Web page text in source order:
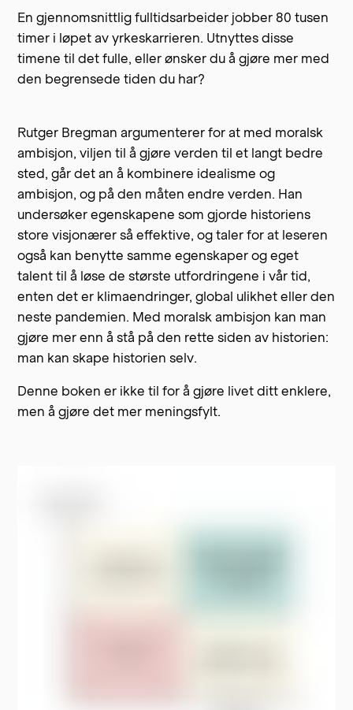
En gjennomsnittlig fulltidsarbeider jobber 80 tusen
timer i løpet av yrkeskarrieren. Utnyttes disse
timene til det fulle, eller ønsker du å gjøre mer med
den begrensede tiden du har?
Rutger Bregman argumenterer for at med moralsk
ambisjon, viljen til å gjøre verden til et langt bedre
sted, går det an å kombinere idealisme og
ambisjon, og på den måten endre verden. Han
undersøker egenskapene som gjorde historiens
store visjonærer så effektive, og taler for at leseren
også kan benytte samme egenskaper og eget
talent til å løse de største utfordringene i vår tid,
enten det er klimaendringer, global ulikhet eller den
neste pandemien. Med moralsk ambisjon kan man
gjøre mer enn å stå på den rette siden av historien:
man kan skape historien selv.
Denne boken er ikke til for å gjøre livet ditt enklere,
men å gjøre det mer meningsfylt.